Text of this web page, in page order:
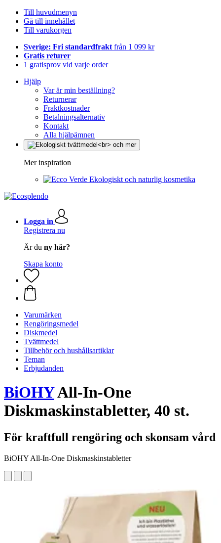
Till huvudmenyn
Gå till innehållet
Till varukorgen
Sverige: Fri standardfrakt från 1 099 kr
Gratis returer
1 gratisprov vid varje order
Hjälp
Var är min beställning?
Returnerar
Fraktkostnader
Betalningsalternativ
Kontakt
Alla hjälpämnen
Mer inspiration
Ekologiskt och naturlig kosmetika
Logga in
Registrera nu
Är du ny här?
Skapa konto
Varumärken
Rengöringsmedel
Diskmedel
Tvättmedel
Tillbehör och hushållsartiklar
Teman
Erbjudanden
BiOHYAll-In-One
Diskmaskinstabletter, 40 st.
För kraftfull rengöring och skonsam vård
BiOHY All-In-One Diskmaskinstabletter